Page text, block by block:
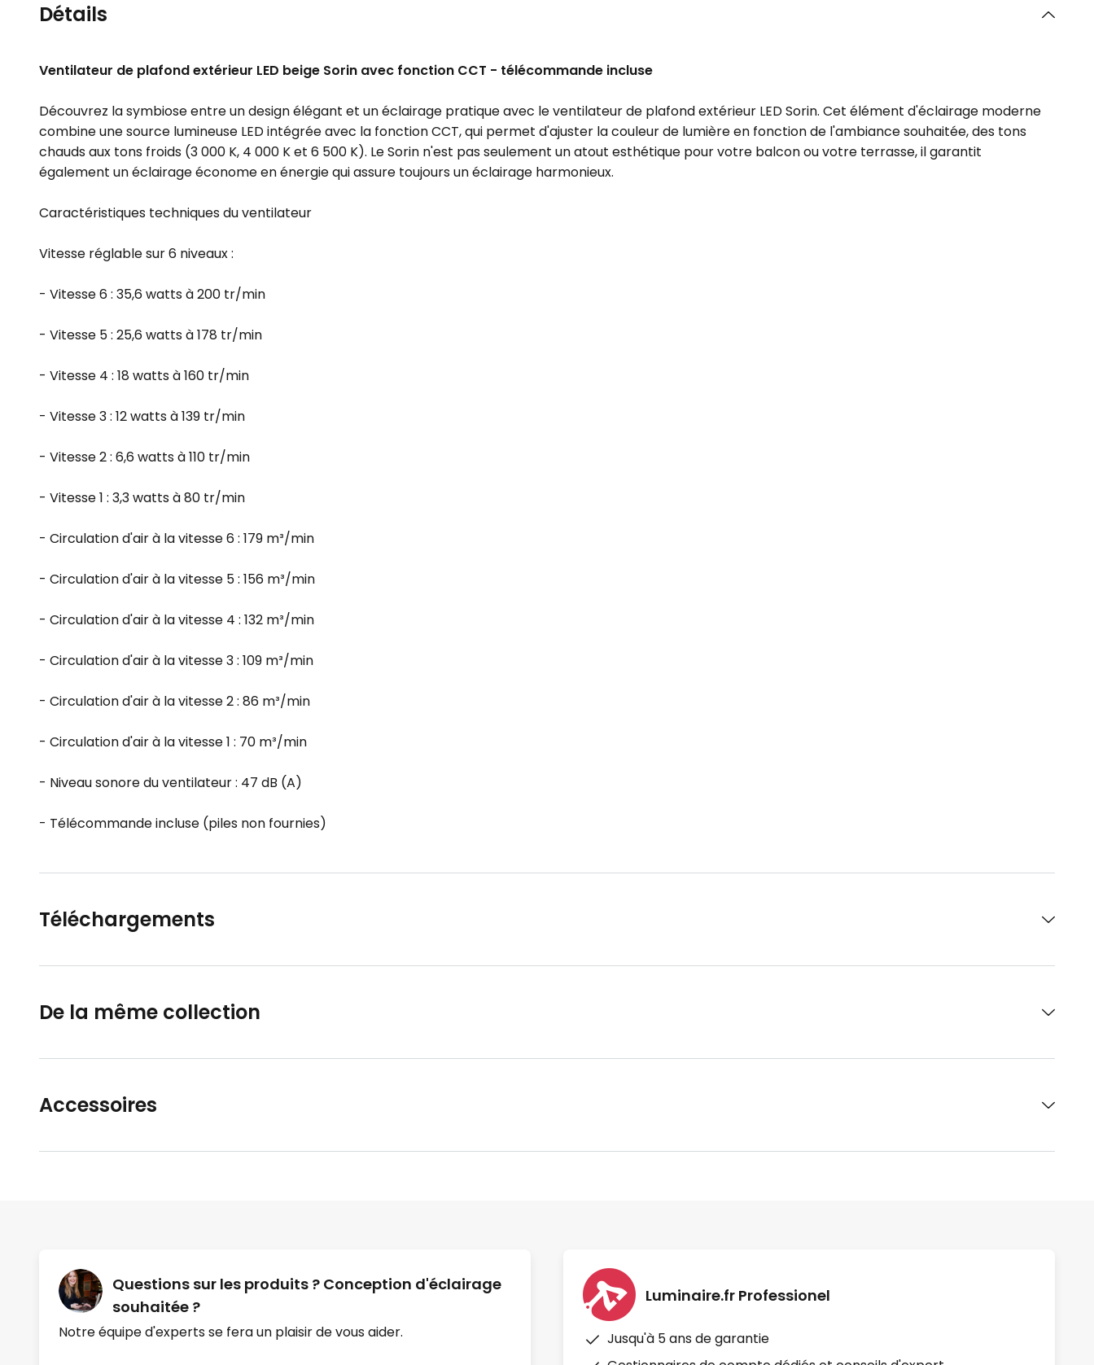
Détails
Ventilateur de plafond extérieur LED beige Sorin avec fonction CCT - télécommande incluse
Découvrez la symbiose entre un design élégant et un éclairage pratique avec le ventilateur de plafond extérieur LED Sorin. Cet élément d'éclairage moderne
combine une source lumineuse LED intégrée avec la fonction CCT, qui permet d'ajuster la couleur de lumière en fonction de l'ambiance souhaitée, des tons
chauds aux tons froids (3 000 K, 4 000 K et 6 500 K). Le Sorin n'est pas seulement un atout esthétique pour votre balcon ou votre terrasse, il garantit
également un éclairage économe en énergie qui assure toujours un éclairage harmonieux.
Caractéristiques techniques du ventilateur
Vitesse réglable sur 6 niveaux :
- Vitesse 6 : 35,6 watts à 200 tr/min
- Vitesse 5 : 25,6 watts à 178 tr/min
- Vitesse 4 : 18 watts à 160 tr/min
- Vitesse 3 : 12 watts à 139 tr/min
- Vitesse 2 : 6,6 watts à 110 tr/min
- Vitesse 1 : 3,3 watts à 80 tr/min
- Circulation d'air à la vitesse 6 : 179 m³/min
- Circulation d'air à la vitesse 5 : 156 m³/min
- Circulation d'air à la vitesse 4 : 132 m³/min
- Circulation d'air à la vitesse 3 : 109 m³/min
- Circulation d'air à la vitesse 2 : 86 m³/min
- Circulation d'air à la vitesse 1 : 70 m³/min
- Niveau sonore du ventilateur : 47 dB (A)
- Télécommande incluse (piles non fournies)
Téléchargements
De la même collection
Accessoires
Questions sur les produits ? Conception d'éclairage
souhaitée ?
Notre équipe d'experts se fera un plaisir de vous aider.
Luminaire.fr Professionel
Jusqu'à 5 ans de garantie